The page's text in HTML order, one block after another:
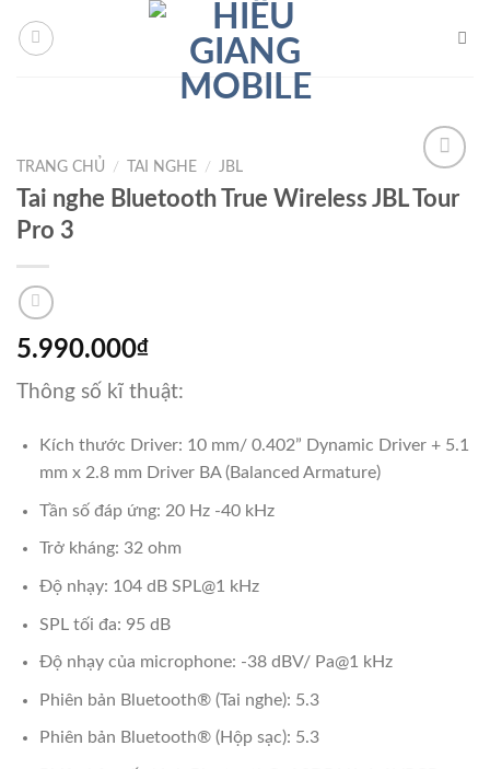
Sekabet Giriş Sekabet
đến
TRANG CHỦ / TAI NGHE / JBL
Tai nghe Bluetooth True Wireless JBL Tour
Pro 3
5.990.000₫
Thông số kĩ thuật:
Kích thước Driver: 10 mm/ 0.402” Dynamic Driver + 5.1
mm x 2.8 mm Driver BA (Balanced Armature)
Tần số đáp ứng: 20 Hz -40 kHz
Trở kháng: 32 ohm
Độ nhạy: 104 dB SPL@1 kHz
SPL tối đa: 95 dB
Độ nhạy của microphone: -38 dBV/ Pa@1 kHz
Phiên bản Bluetooth® (Tai nghe): 5.3
Phiên bản Bluetooth® (Hộp sạc): 5.3